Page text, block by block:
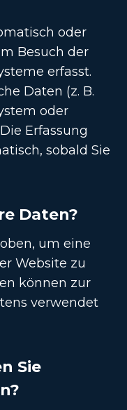
oder
Besuch der
erfasst.
Daten (z. B.
oder
Erfassung
sobald Sie
Daten?
um eine
Website zu
können zur
verwendet
Sie